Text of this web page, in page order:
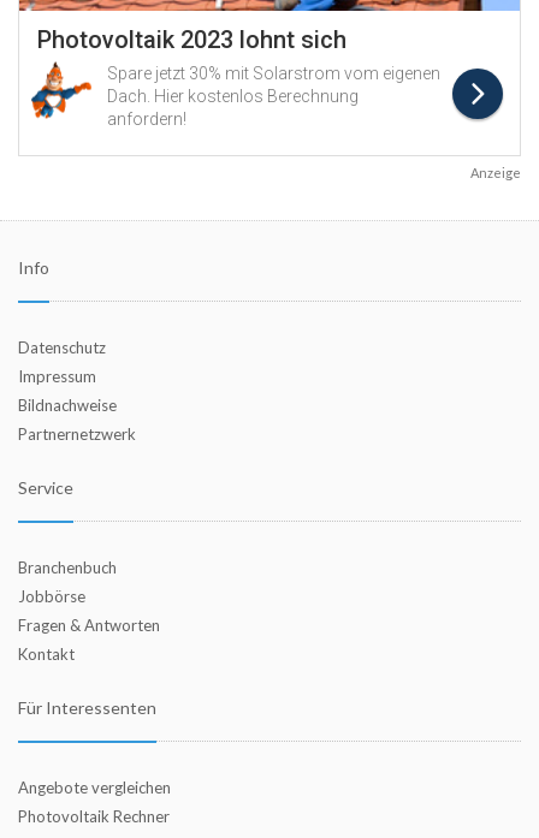
Anzeige
Info
Datenschutz
Impressum
Bildnachweise
Partnernetzwerk
Service
Branchenbuch
Jobbörse
Fragen & Antworten
Kontakt
Für Interessenten
Angebote vergleichen
Photovoltaik Rechner